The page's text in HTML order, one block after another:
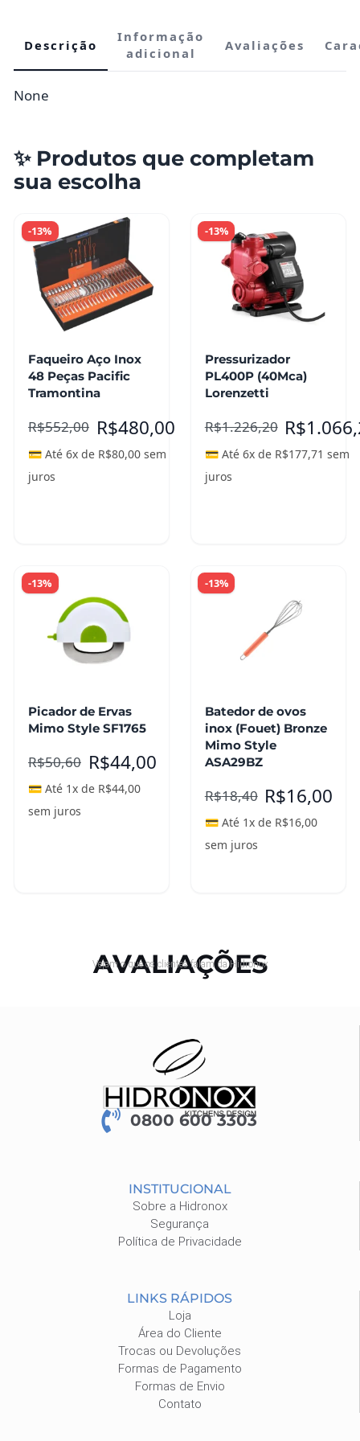
Descrição
Informação
adicional
Avaliações
None
✨ Produtos que completam
sua escolha
-13%
Faqueiro Aço Inox
48 Peças Pacific
Tramontina
R$552,00 R$480,00
💳 Até 6x de R$80,00 sem
juros
-13%
Pressurizador
PL400P (40Mca)
Lorenzetti
R$1.226,20 R$
💳 Até 6x de R$177,71 sem
juros
-13%
Picador de Ervas
Mimo Style SF1765
R$50,60 R$44,00
💳 Até 1x de R$44,00
sem juros
-13%
Batedor de ovos
inox (Fouet) Bronze
Mimo Style
ASA29BZ
R$18,40 R$16,00
💳 Até 1x de R$16,00
sem juros
AVALIAÇÕES
Vejam o que os clientes falam da Hidronox
0800 600 3303
INSTITUCIONAL
Sobre a Hidronox
Segurança
Política de Privacidade
LINKS RÁPIDOS
Loja
Área do Cliente
Trocas ou Devoluções
Formas de Pagamento
Formas de Envio
Contato